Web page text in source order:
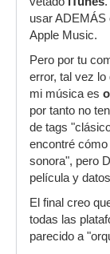
usar ADEMÁS
Apple Music.
Pero por tu
error, tal vez lo
mi música es
por tanto no
de tags
encontré
sonora", pero
película y
El final creo
todas las
parecido a